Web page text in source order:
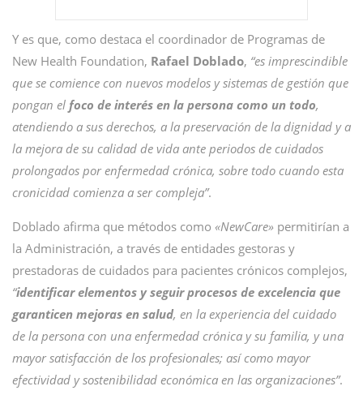
Y es que, como destaca el coordinador de Programas de
New Health Foundation, Rafael Doblado, “es imprescindible
que se comience con nuevos modelos y sistemas de gestión que
pongan el foco de interés en la persona como un todo,
atendiendo a sus derechos, a la preservación de la dignidad y a
la mejora de su calidad de vida ante periodos de cuidados
prolongados por enfermedad crónica, sobre todo cuando esta
cronicidad comienza a ser compleja”.
Doblado afirma que métodos como «NewCare» permitirían a
la Administración, a través de entidades gestoras y
prestadoras de cuidados para pacientes crónicos complejos,
“identificar elementos y seguir procesos de excelencia que
garanticen mejoras en salud, en la experiencia del cuidado
de la persona con una enfermedad crónica y su familia, y una
mayor satisfacción de los profesionales; así como mayor
efectividad y sostenibilidad económica en las organizaciones”.